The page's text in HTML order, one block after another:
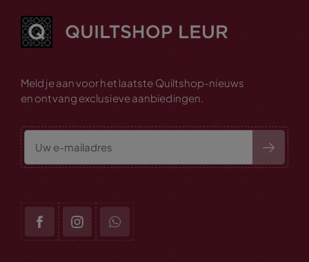
Meld je aan voor het laatste Quiltshop-nieuws
en ontvang exclusieve aanbiedingen.